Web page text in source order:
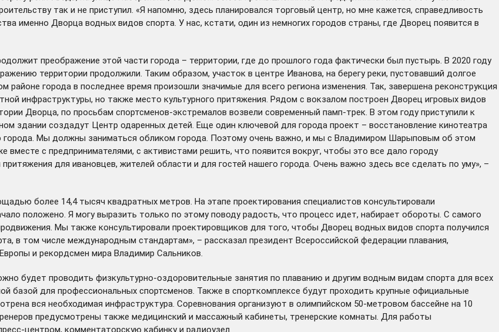
так и не приступил. «Я напомню, здесь планировался торговый центр, но мне кажется, справедливость
именно Дворца водных видов спорта. У нас, кстати, один из немногих городов страны, где Дворец появится в
преображение этой части города – территории, где до прошлого года фактически был пустырь. В 2020 году
территории продолжили. Таким образом, участок в центре Иванова, на берегу реки, пустовавший долгое
города в последнее время произошли значимые для всего региона изменения. Так, завершена реконструкция
инфраструктуры, но также место культурного притяжения . Рядом с вокзалом построен Дворец игровых видов
Дворца, по просьбам спортсменов-экстремалов возвели современный памп-трек . В этом году приступили к
здании создадут Центр одаренных детей. Еще один ключевой для города проект – восстановление кинотеатра
города. Мы должны заниматься обликом города. Поэтому очень важно, и мы с Владимиром Шарыповым об этом
с предпринимателями, с активистами решить, что появится вокруг, чтобы это все дало городу
для ивановцев, жителей области и для гостей нашего города. Очень важно здесь все сделать по уму», –
более 14,4 тысяч квадратных метров. На этапе проектирования специалистов консультировали
положено. Я могу выразить только по этому поводу радость, что процесс идет, набирает обороты. С самого
Мы также консультировали проектировщиков для того, чтобы Дворец водных видов спорта получился
в том числе международным стандартам», – рассказал президент Всероссийской федерации плавания,
и рекордсмен мира Владимир Сальников.
будет проводить физкультурно-оздоровительные занятия по плаванию и другим водным видам спорта для всех
базой для профессиональных спортсменов. Также в спорткомплексе будут проходить крупные официальные
вся необходимая инфраструктура. Соревнования организуют в олимпийском 50-метровом бассейне на 10
предусмотрены также медицинский и массажный кабинеты, тренерские комнаты. Для работы
центром, комментаторскую кабинку и радиоузел.